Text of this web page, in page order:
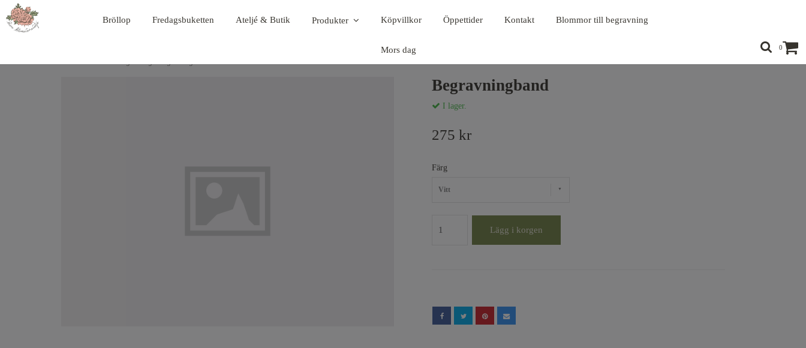
Begravningband
I lager.
275 kr
Färg
Vitt
Lägg i korgen
Bröllop Fredagsbuketten Ateljé & Butik Produkter Köpvillkor Öppettider Kontakt Blommor till begravning
Mors dag 0